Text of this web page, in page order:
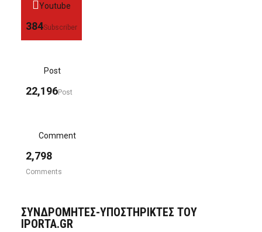
Youtube
384Subscriber
Post
22,196Post
Comment
2,798
Comments
ΣΥΝΔΡΟΜΗΤΈΣ-ΥΠΟΣΤΗΡΙΚΤΈΣ ΤΟΥ
IPORTA.GR